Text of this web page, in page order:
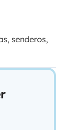
senderos,